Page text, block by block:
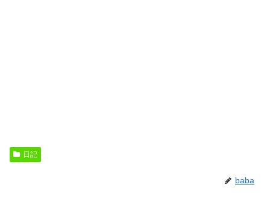
日記
baba